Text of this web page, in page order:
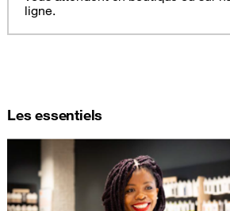
ligne.
Les essentiels